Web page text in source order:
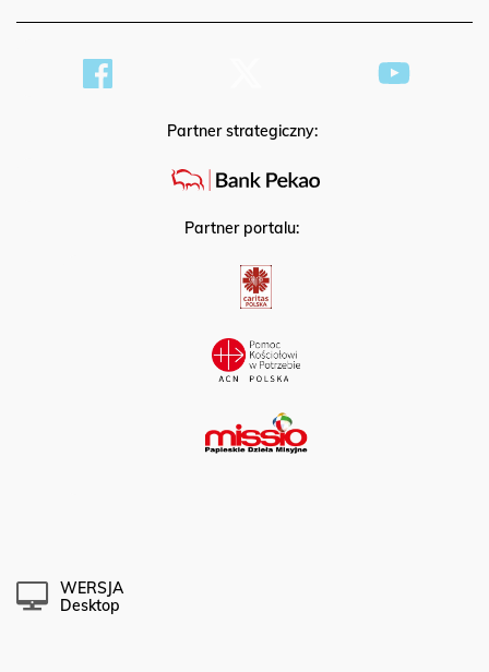
Partner strategiczny:
Partner portalu:
WERSJA
Desktop